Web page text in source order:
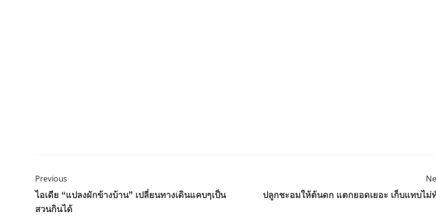
Previous
ไอเดีย “แปลงผักข้างบ้าน” เปลี่ยนทางเดินแคบๆเป็น
สวนกินได้
ปลูกชะอมให้ต้นดก แตกยอดเยอะ เก็บแทบไม่